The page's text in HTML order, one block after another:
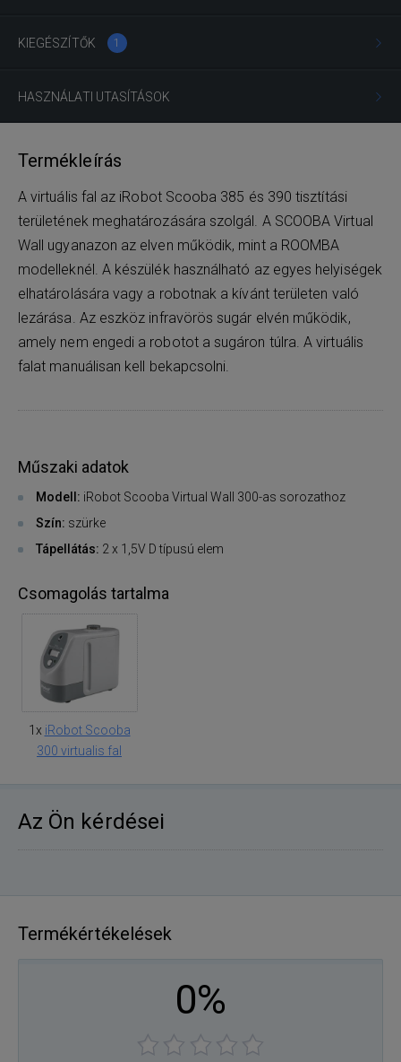
KIEGÉSZÍTŐK 1
HASZNÁLATI UTASÍTÁSOK
Termékleírás
A virtuális fal az iRobot Scooba 385 és 390 tisztítási
területének meghatározására szolgál. A SCOOBA Virtual
Wall ugyanazon az elven működik, mint a ROOMBA
modelleknél. A készülék használható az egyes helyiségek
elhatárolására vagy a robotnak a kívánt területen való
lezárása. Az eszköz infravörös sugár elvén működik,
amely nem engedi a robotot a sugáron túlra. A virtuális
falat manuálisan kell bekapcsolni.
Műszaki adatok
Modell: iRobot Scooba Virtual Wall 300-as sorozathoz
Szín: szürke
Tápellátás: 2 x 1,5V D típusú elem
Csomagolás tartalma
1x iRobot Scooba
300 virtualis fal
Az Ön kérdései
Termékértékelések
0%